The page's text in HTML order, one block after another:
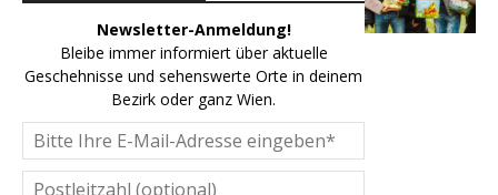
Newsletter-Anmeldung!
Bleibe immer informiert über aktuelle
Geschehnisse und sehenswerte Orte in deinem
Bezirk oder ganz Wien.